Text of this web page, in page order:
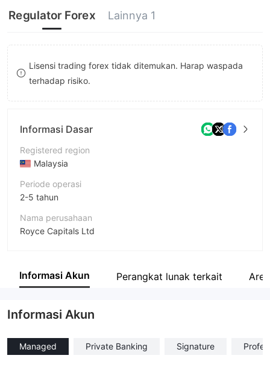
8
9
Regulator Forex Lainnya 1
Lisensi trading forex tidak ditemukan. Harap waspada
terhadap risiko.
Informasi Dasar
Registered region
Malaysia
Periode operasi
2-5 tahun
Nama perusahaan
Royce Capitals Ltd
Karyawan perusahaan
Informasi Akun Perangkat lunak terkait
Informasi Akun
Managed Private Banking Signature